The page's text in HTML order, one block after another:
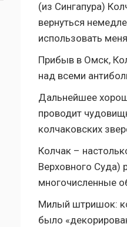
(из Сингапура)
вернуться
использовать
Прибыв в Омск,
над всеми
Дальнейшее
проводит
колчаковских
Колчак –
Верховного Суда)
многочисленные
Милый штришок:
было